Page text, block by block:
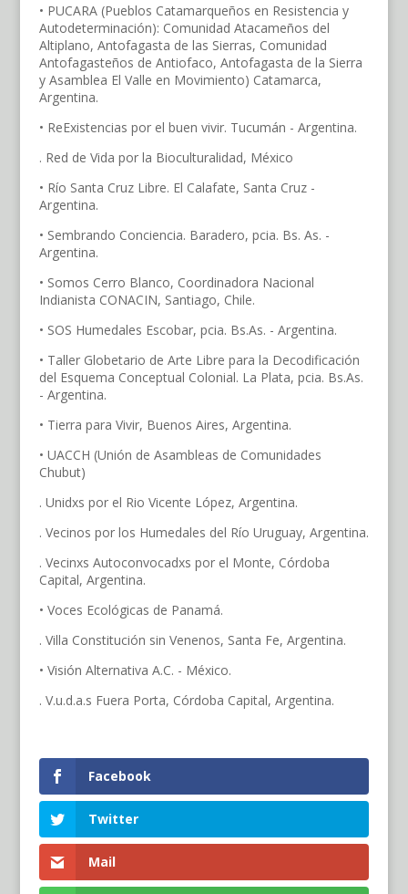
• PUCARA (Pueblos Catamarqueños en Resistencia y
Autodeterminación): Comunidad Atacameños del
Altiplano, Antofagasta de las Sierras, Comunidad
Antofagasteños de Antiofaco, Antofagasta de la Sierra
y Asamblea El Valle en Movimiento) Catamarca,
Argentina.
• ReExistencias por el buen vivir. Tucumán - Argentina.
. Red de Vida por la Bioculturalidad, México
• Río Santa Cruz Libre. El Calafate, Santa Cruz -
Argentina.
• Sembrando Conciencia. Baradero, pcia. Bs. As. -
Argentina.
• Somos Cerro Blanco, Coordinadora Nacional
Indianista CONACIN, Santiago, Chile.
• SOS Humedales Escobar, pcia. Bs.As. - Argentina.
• Taller Globetario de Arte Libre para la Decodificación
del Esquema Conceptual Colonial. La Plata, pcia. Bs.As.
- Argentina.
• Tierra para Vivir, Buenos Aires, Argentina.
• UACCH (Unión de Asambleas de Comunidades
Chubut)
. Unidxs por el Rio Vicente López, Argentina.
. Vecinos por los Humedales del Río Uruguay, Argentina.
. Vecinxs Autoconvocadxs por el Monte, Córdoba
Capital, Argentina.
• Voces Ecológicas de Panamá.
. Villa Constitución sin Venenos, Santa Fe, Argentina.
• Visión Alternativa A.C. - México.
. V.u.d.a.s Fuera Porta, Córdoba Capital, Argentina.
Facebook
Twitter
Mail